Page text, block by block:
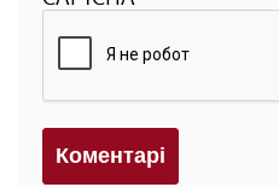
Коментарi